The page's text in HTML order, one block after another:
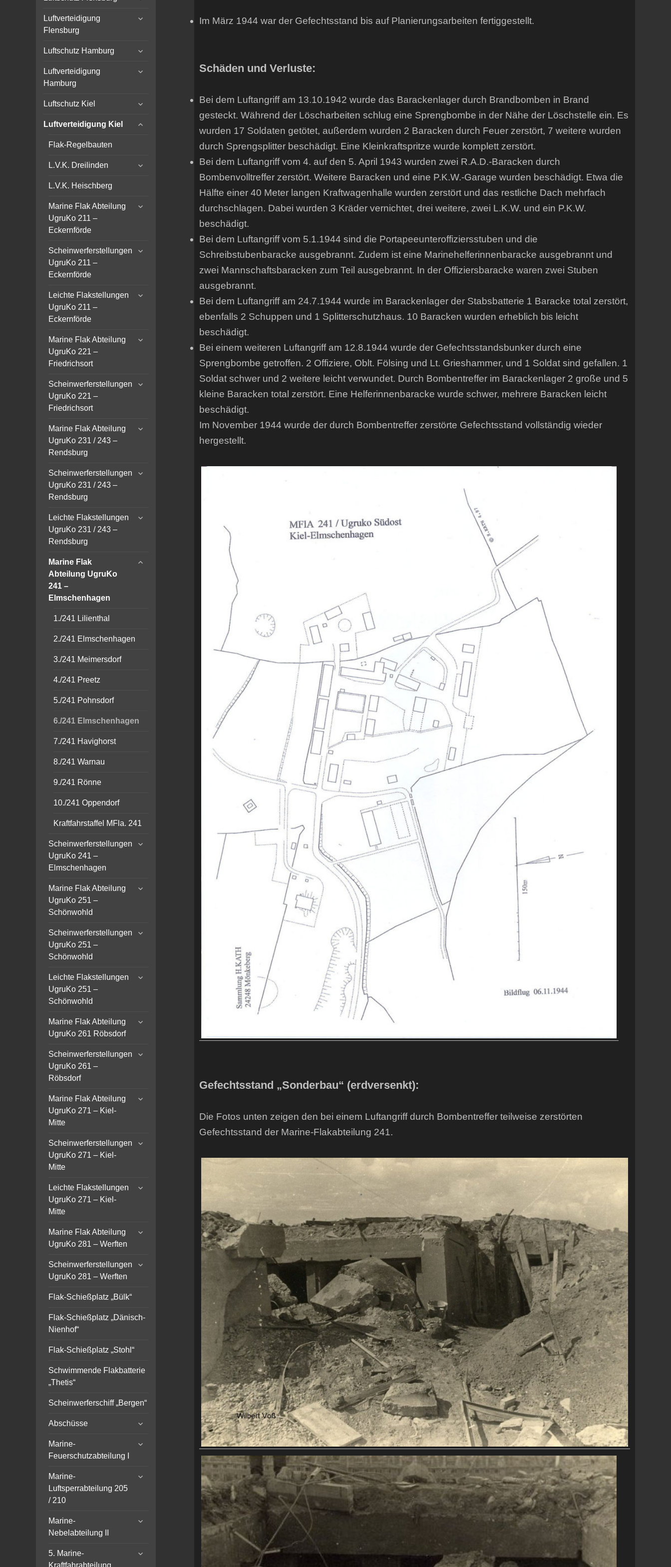
menu
Luftverteidigung
Flensburg
expand
Luftschutz Hamburg
expand
menu
Luftverteidigung
Hamburg
expand
Luftschutz Kiel
expand
menu
Luftverteidigung Kiel
expand
Flak-Regelbauten
L.V.K. Dreilinden
expand
L.V.K. Heischberg
Marine Flak Abteilung
UgruKo 211 –
Eckernförde
expand
Scheinwerferstellungen
UgruKo 211 –
Eckernförde
expand
Leichte Flakstellungen
UgruKo 211 –
Eckernförde
expand
Marine Flak Abteilung
UgruKo 221 –
Friedrichsort
expand
Scheinwerferstellungen
UgruKo 221 –
Friedrichsort
expand
Marine Flak Abteilung
UgruKo 231 / 243 –
Rendsburg
expand
Scheinwerferstellungen
UgruKo 231 / 243 –
Rendsburg
expand
Leichte Flakstellungen
UgruKo 231 / 243 –
Rendsburg
expand
Marine Flak
Abteilung UgruKo
241 –
Elmschenhagen
expand
1./241 Lilienthal
2./241 Elmschenhagen
3./241 Meimersdorf
4./241 Preetz
5./241 Pohnsdorf
6./241 Elmschenhagen
7./241 Havighorst
8./241 Warnau
9./241 Rönne
10./241 Oppendorf
Kraftfahrstaffel MFla. 241
Scheinwerferstellungen
UgruKo 241 –
Elmschenhagen
expand
Marine Flak Abteilung
UgruKo 251 –
Schönwohld
expand
Scheinwerferstellungen
UgruKo 251 –
Schönwohld
expand
Leichte Flakstellungen
UgruKo 251 –
Schönwohld
expand
Marine Flak Abteilung
UgruKo 261 Röbsdorf
expand
Scheinwerferstellungen
UgruKo 261 –
Röbsdorf
expand
Marine Flak Abteilung
UgruKo 271 – Kiel-
Mitte
expand
Scheinwerferstellungen
UgruKo 271 – Kiel-
Mitte
expand
Leichte Flakstellungen
UgruKo 271 – Kiel-
Mitte
expand
Marine Flak Abteilung
UgruKo 281 – Werften
expand
Scheinwerferstellungen
UgruKo 281 – Werften
expand
Flak-Schießplatz „Bülk“
Flak-Schießplatz „Dänisch-
Nienhof“
Flak-Schießplatz „Stohl“
Schwimmende Flakbatterie
„Thetis“
Scheinwerferschiff „Bergen“
Abschüsse
expand
menu
Marine-
Feuerschutzabteilung I
expand
Marine-
Luftsperrabteilung 205
/ 210
expand
Marine-
Nebelabteilung II
expand
5. Marine-
Kraftfahrabteilung
expand
Im März 1944 war der Gefechtsstand bis auf Planierungsarbeiten fertiggestellt.
Schäden und Verluste:
Bei dem Luftangriff am 13.10.1942 wurde das Barackenlager durch Brandbomben in Brand
gesteckt. Während der Löscharbeiten schlug eine Sprengbombe in der Nähe der Löschstelle ein. Es
wurden 17 Soldaten getötet, außerdem wurden 2 Baracken durch Feuer zerstört, 7 weitere wurden
durch Sprengsplitter beschädigt. Eine Kleinkraftspritze wurde komplett zerstört.
Bei dem Luftangriff vom 4. auf den 5. April 1943 wurden zwei R.A.D.-Baracken durch
Bombenvolltreffer zerstört. Weitere Baracken und eine P.K.W.-Garage wurden beschädigt. Etwa die
Hälfte einer 40 Meter langen Kraftwagenhalle wurden zerstört und das restliche Dach mehrfach
durchschlagen. Dabei wurden 3 Kräder vernichtet, drei weitere, zwei L.K.W. und ein P.K.W.
beschädigt.
Bei dem Luftangriff vom 5.1.1944 sind die Portapeeunteroffiziersstuben und die
Schreibstubenbaracke ausgebrannt. Zudem ist eine Marinehelferinnenbaracke ausgebrannt und
zwei Mannschaftsbaracken zum Teil ausgebrannt. In der Offiziersbaracke waren zwei Stuben
ausgebrannt.
Bei dem Luftangriff am 24.7.1944 wurde im Barackenlager der Stabsbatterie 1 Baracke total zerstört,
ebenfalls 2 Schuppen und 1 Splitterschutzhaus. 10 Baracken wurden erheblich bis leicht
beschädigt.
Bei einem weiteren Luftangriff am 12.8.1944 wurde der Gefechtsstandsbunker durch eine
Sprengbombe getroffen. 2 Offiziere, Oblt. Fölsing und Lt. Grieshammer, und 1 Soldat sind gefallen. 1
Soldat schwer und 2 weitere leicht verwundet. Durch Bombentreffer im Barackenlager 2 große und 5
kleine Baracken total zerstört. Eine Helferinnenbaracke wurde schwer, mehrere Baracken leicht
beschädigt.
Im November 1944 wurde der durch Bombentreffer zerstörte Gefechtsstand vollständig wieder
hergestellt.
Gefechtsstand „Sonderbau“ (erdversenkt):
Die Fotos unten zeigen den bei einem Luftangriff durch Bombentreffer teilweise zerstörten
Gefechtsstand der Marine-Flakabteilung 241.